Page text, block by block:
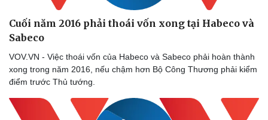
Cuối năm 2016 phải thoái vốn xong tại Habeco và
Sabeco
VOV.VN - Việc thoái vốn của Habeco và Sabeco phải hoàn thành
xong trong năm 2016, nếu chậm hơn Bộ Công Thương phải kiểm
điểm trước Thủ tướng.